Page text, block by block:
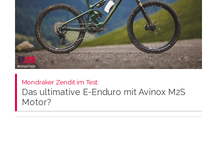
Mondraker Zendit im Test:
Das ultimative E-Enduro mit Avinox M2S
Motor?